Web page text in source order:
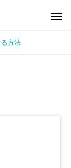
方法